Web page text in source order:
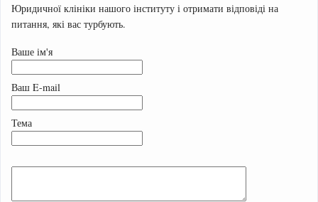
Юридичної клініки нашого інституту і отримати відповіді на
питання, які вас турбують.
Ваше ім'я
Ваш E-mail
Тема